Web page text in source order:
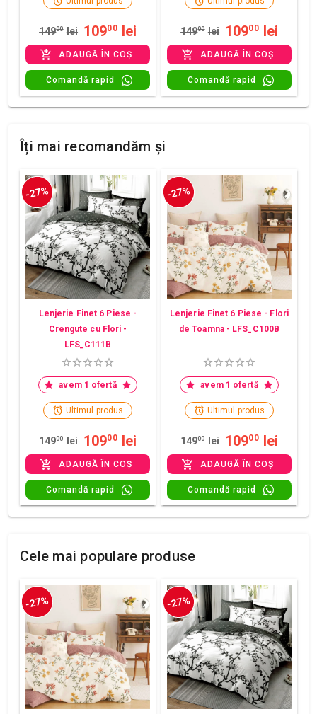
14900 lei 10900 lei
ADAUGĂ ÎN COȘ
Comandă rapid
14900 lei 10900 lei
ADAUGĂ ÎN COȘ
Comandă rapid
Îți mai recomandăm și
-27%
Lenjerie Finet 6 Piese -
Crengute cu Flori -
LFS_C111B
avem 1 ofertă
Ultimul produs
14900 lei 10900 lei
ADAUGĂ ÎN COȘ
Comandă rapid
-27%
Lenjerie Finet 6 Piese - Flori
de Toamna - LFS_C100B
avem 1 ofertă
Ultimul produs
14900 lei 10900 lei
ADAUGĂ ÎN COȘ
Comandă rapid
Cele mai populare produse
-27% -27%